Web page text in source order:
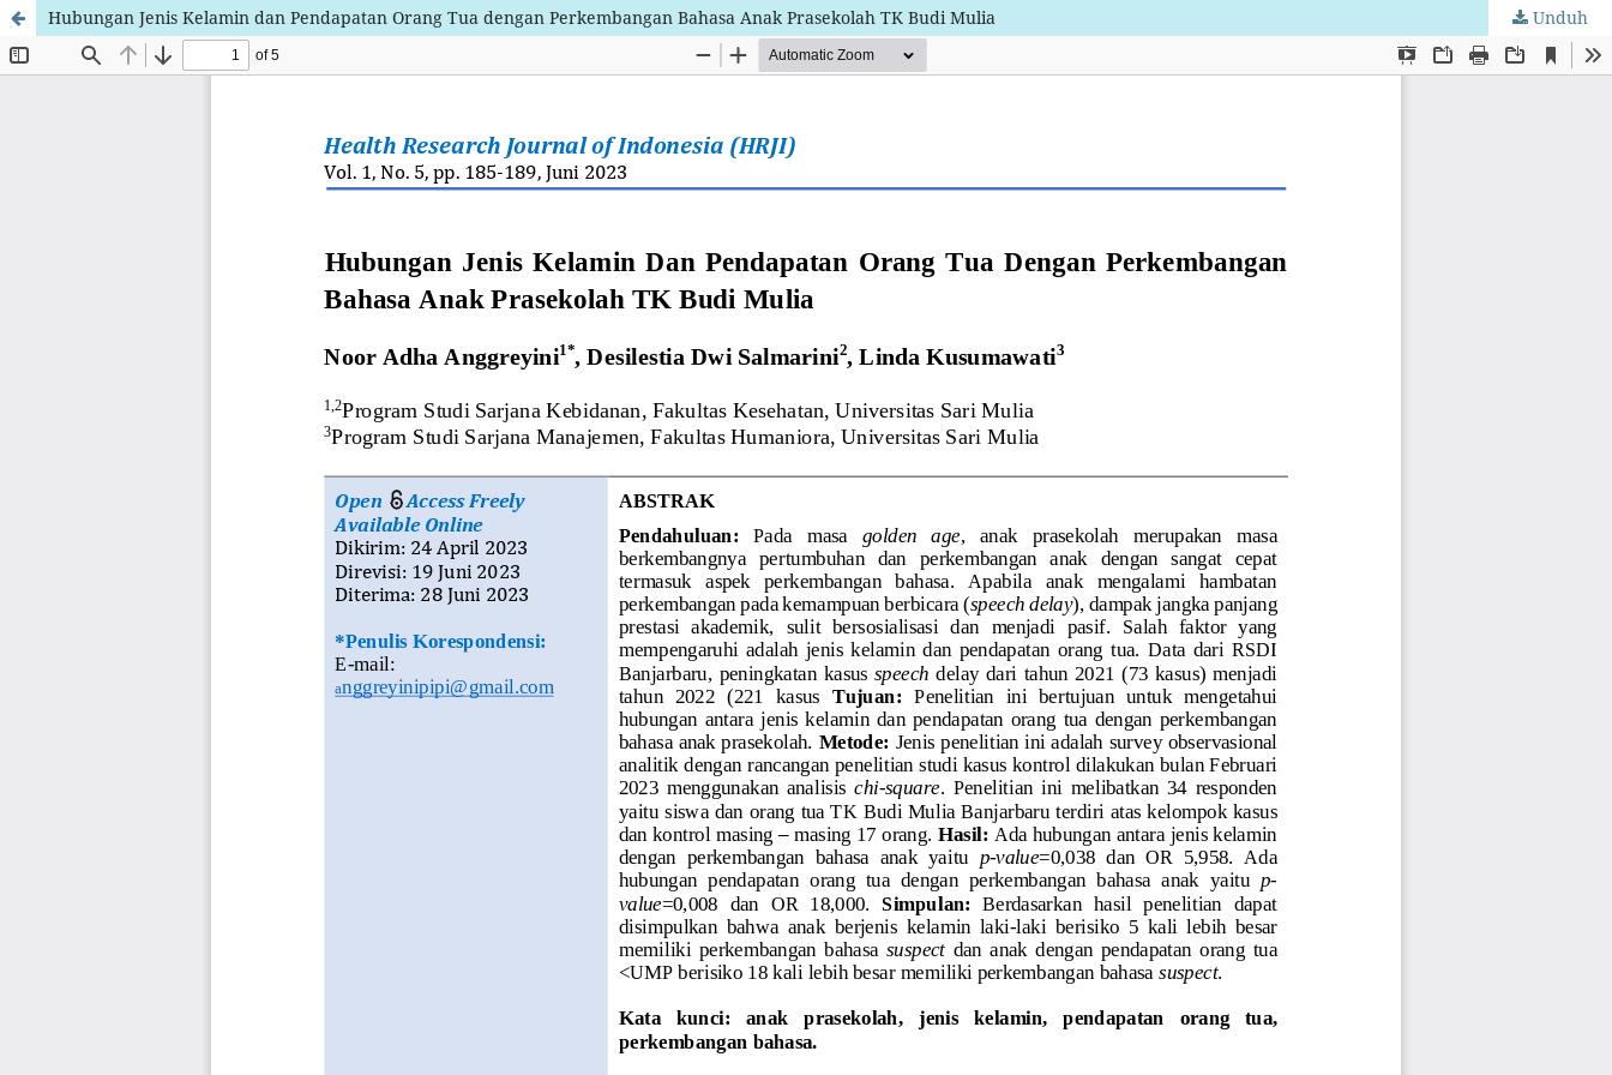
Hubungan Jenis Kelamin dan Pendapatan Orang Tua dengan Perkembangan Bahasa Anak Prasekolah TK Budi Mulia Unduh